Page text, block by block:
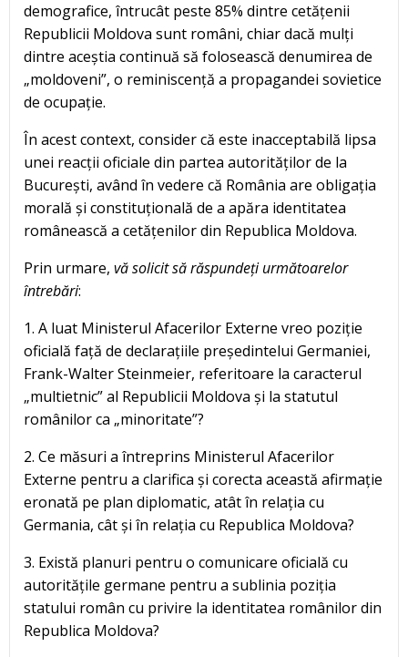
demografice, întrucât peste 85% dintre cetățenii
Republicii Moldova sunt români, chiar dacă mulți
dintre aceștia continuă să folosească denumirea de
„moldoveni”, o reminiscență a propagandei sovietice
de ocupație.
În acest context, consider că este inacceptabilă lipsa
unei reacții oficiale din partea autorităților de la
București, având în vedere că România are obligația
morală și constituțională de a apăra identitatea
românească a cetățenilor din Republica Moldova.
Prin urmare, vă solicit să răspundeți următoarelor
întrebări:
1. A luat Ministerul Afacerilor Externe vreo poziție
oficială față de declarațiile președintelui Germaniei,
Frank-Walter Steinmeier, referitoare la caracterul
„multietnic” al Republicii Moldova și la statutul
românilor ca „minoritate”?
2. Ce măsuri a întreprins Ministerul Afacerilor
Externe pentru a clarifica și corecta această afirmație
eronată pe plan diplomatic, atât în relația cu
Germania, cât și în relația cu Republica Moldova?
3. Există planuri pentru o comunicare oficială cu
autoritățile germane pentru a sublinia poziția
statului român cu privire la identitatea românilor din
Republica Moldova?